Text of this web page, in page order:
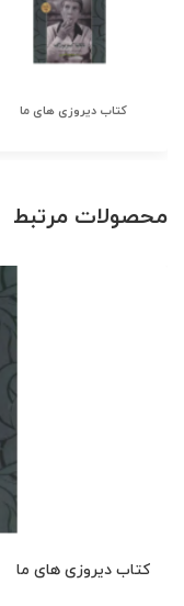
کتاب دیروزی های ما
محصولات مرتبط
کتاب دیروزی های ما